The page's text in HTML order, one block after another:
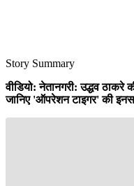
Story Summary
वीडियो: नेतानगरी: उद्धव ठाकरे
जानिए 'ऑपरेशन टाइगर' की